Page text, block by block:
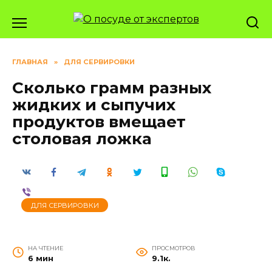
содержанию
ГЛАВНАЯ » ДЛЯ СЕРВИРОВКИ
Сколько грамм разных
жидких и сыпучих
продуктов вмещает
столовая ложка
ДЛЯ СЕРВИРОВКИ
НА ЧТЕНИЕ
6 мин
ПРОСМОТРОВ
9.1к.